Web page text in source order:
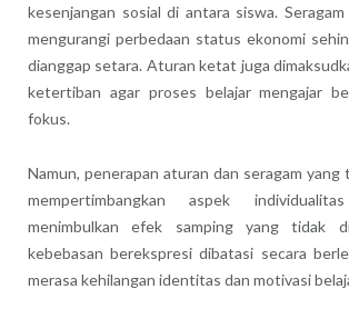
kesenjangan sosial di antara siswa.
mengurangi perbedaan status ekonomi
dianggap setara. Aturan ketat juga
ketertiban agar proses belajar mengajar
fokus.
Namun, penerapan aturan dan seragam yang
mempertimbangkan aspek
menimbulkan efek samping yang tidak
kebebasan berekspresi dibatasi secara
merasa kehilangan identitas dan motivasi